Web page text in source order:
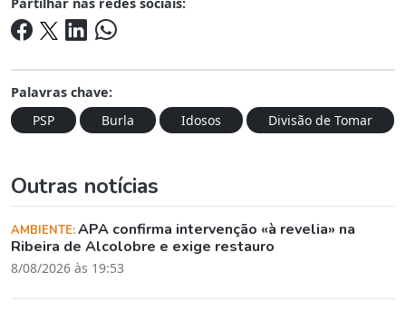
Partilhar nas redes sociais:
Palavras chave:
PSP
Burla Idosos Divisão de Tomar
Outras notícias
AMBIENTE:APA confirma intervenção «à revelia» na
Ribeira de Alcolobre e exige restauro
8/08/2026 às 19:53